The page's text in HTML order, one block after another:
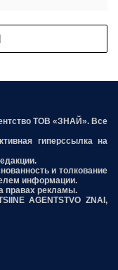
ТОВ «ЗНАЙ». Все
гиперссылка на
и толкование
информации.
правах рекламы.
AGENTSTVO ZNAI,